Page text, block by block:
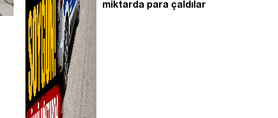
miktarda para çaldılar